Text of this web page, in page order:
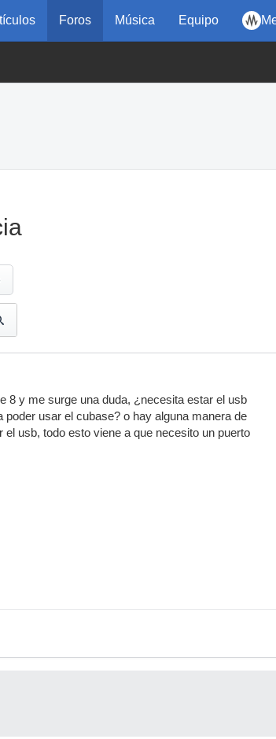
Foros Música Equipo
8 y me surge una duda, ¿necesita estar el usb
usar el cubase? o hay alguna manera de
usb, todo esto viene a que necesito un puerto